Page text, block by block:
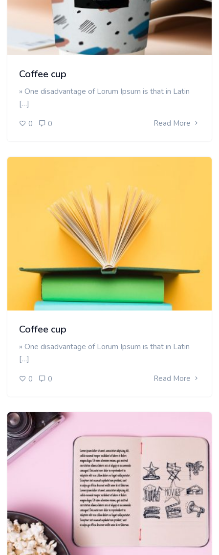
Coffee cup
» One disadvantage of Lorum Ipsum is that in Latin
[…]
0 0 Read More
Coffee cup
» One disadvantage of Lorum Ipsum is that in Latin
[…]
0 0 Read More